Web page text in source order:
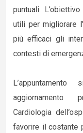
puntuali.
utili per migliorare
più efficaci gli
contesti di
aggiornamento
Cardiologia
favorire il costante